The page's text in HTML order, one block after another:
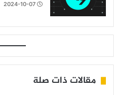
2024-10-07
مقالات ذات صلة